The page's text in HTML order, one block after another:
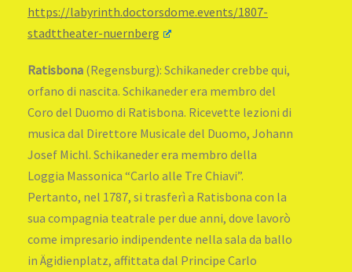
https://labyrinth.doctorsdome.events/1807-
stadttheater-nuernberg
Ratisbona (Regensburg): Schikaneder crebbe qui,
orfano di nascita. Schikaneder era membro del
Coro del Duomo di Ratisbona. Ricevette lezioni di
musica dal Direttore Musicale del Duomo, Johann
Josef Michl. Schikaneder era membro della
Loggia Massonica “Carlo alle Tre Chiavi”.
Pertanto, nel 1787, si trasferì a Ratisbona con la
sua compagnia teatrale per due anni, dove lavorò
come impresario indipendente nella sala da ballo
in Ägidienplatz, affittata dal Principe Carlo